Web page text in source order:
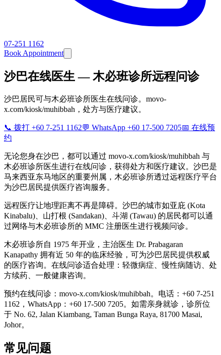
07-251 1162
Book Appointment
沙巴在线医生 — 木必班诊所远程问诊
沙巴居民可与木必班诊所医生在线问诊。movo-
x.com/kiosk/muhibbah，处方与医疗建议。
📞 拨打 +60 7-251 1162💬 WhatsApp +60 17-500 7205📅 在线预
约
无论您身在沙巴，都可以通过 movo-x.com/kiosk/muhibbah 与
木必班诊所医生进行在线问诊，获得处方和医疗建议。沙巴是
马来西亚东马地区的重要州属，木必班诊所透过远程医疗平台
为沙巴居民提供医疗咨询服务。
远程医疗让地理距离不再是障碍。沙巴的城市如亚庇 (Kota
Kinabalu)、山打根 (Sandakan)、斗湖 (Tawau) 的居民都可以通
过网络与木必班诊所的 MMC 注册医生进行视频问诊。
木必班诊所自 1975 年开业，主治医生 Dr. Prabagaran
Kanapathy 拥有近 50 年的临床经验，可为沙巴居民提供权威
的医疗咨询。在线问诊适合处理：轻微病症、慢性病随访、处
方续药、一般健康咨询。
预约在线问诊：movo-x.com/kiosk/muhibbah。电话：+60 7-251
1162，WhatsApp：+60 17-500 7205。如需亲身就诊，诊所位
于 No. 62, Jalan Kiambang, Taman Bunga Raya, 81700 Masai,
Johor。
常见问题